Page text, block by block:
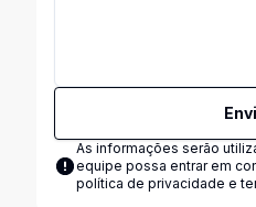
As informações serão
equipe possa entrar em
política de privacidade e